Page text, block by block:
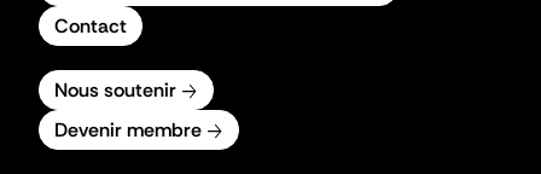
Contact
Nous soutenir
Devenir membre